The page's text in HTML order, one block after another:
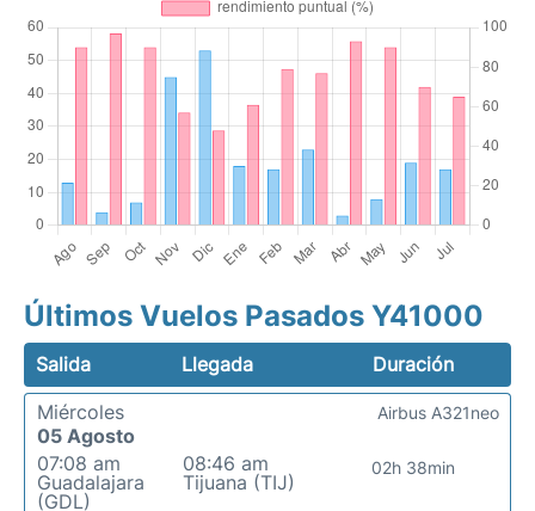
Últimos Vuelos Pasados Y41000
Salida Llegada
Duración
Miércoles
05 Agosto
07:08 am
Guadalajara
(GDL)
08:46 am
Tijuana (TIJ)
02h 38min
Airbus A321neo